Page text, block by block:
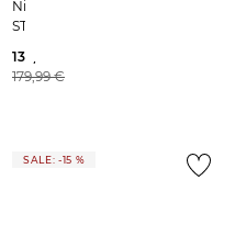
Nike | Damen Laufschuhe
STRUCTURE PLUS
135,95 €
179,99 €
SALE: -15 %